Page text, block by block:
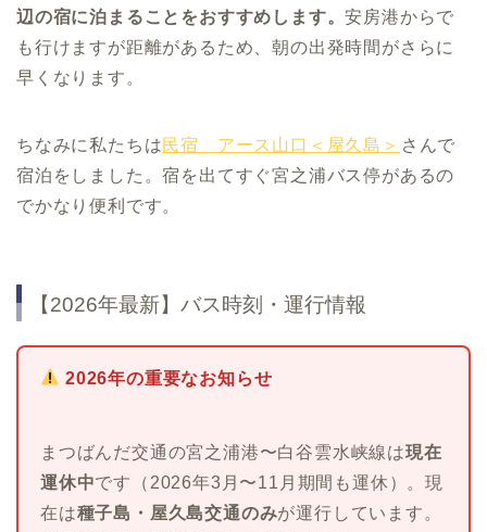
辺の宿に泊まることをおすすめします。安房港からで
も行けますが距離があるため、朝の出発時間がさらに
早くなります。
ちなみに私たちは民宿 アース山口＜屋久島＞ さんで
宿泊をしました。宿を出てすぐ宮之浦バス停があるの
でかなり便利です。
【2026年最新】バス時刻・運行情報
2026年の重要なお知らせ
まつばんだ交通の宮之浦港〜白谷雲水峡線は現在
運休中です（2026年3月〜11月期間も運休）。現
在は種子島・屋久島交通のみが運行しています。